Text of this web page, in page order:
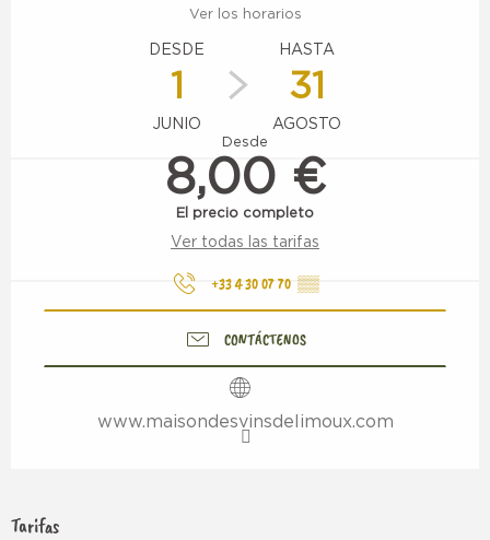
Ver los horarios
DESDE
1
JUNIO
HASTA
31
AGOSTO
Desde
8,00 €
El precio completo
Ver todas las tarifas
+33 4 30 07 70 ▒▒
CONTÁCTENOS
www.maisondesvinsdelimoux.com
Tarifas